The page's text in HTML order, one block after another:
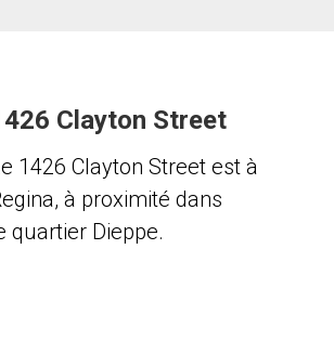
Clayton Street
1426 Clayton Street est à
à proximité dans
quartier Dieppe.